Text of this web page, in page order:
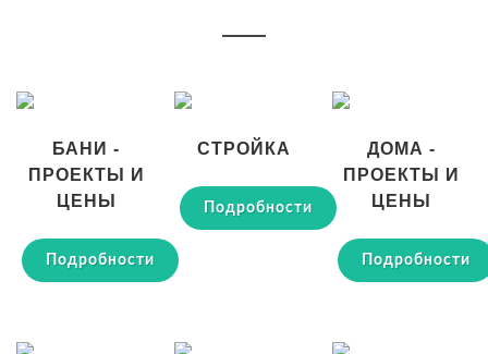
БАНИ -
ПРОЕКТЫ И
ЦЕНЫ
Подробности
СТРОЙКА
Подробности
ДОМА -
ПРОЕКТЫ И
ЦЕНЫ
Подробности